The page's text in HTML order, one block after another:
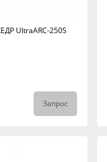
UltraARC-250S
Запрос